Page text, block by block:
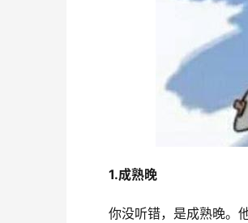
1.成熟晚
你没听错，是成熟晚。